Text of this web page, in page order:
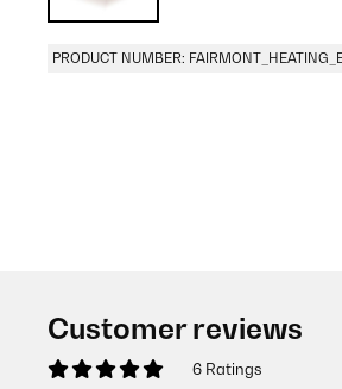
PRODUCT NUMBER:
Customer reviews
6 Ratings